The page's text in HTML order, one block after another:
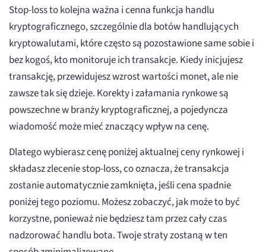
Stop-loss to kolejna ważna i cenna funkcja handlu
kryptograficznego, szczególnie dla botów handlujących
kryptowalutami, które często są pozostawione same sobie i
bez kogoś, kto monitoruje ich transakcje. Kiedy inicjujesz
transakcję, przewidujesz wzrost wartości monet, ale nie
zawsze tak się dzieje. Korekty i załamania rynkowe są
powszechne w branży kryptograficznej, a pojedyncza
wiadomość może mieć znaczący wpływ na cenę.
Dlatego wybierasz cenę poniżej aktualnej ceny rynkowej i
składasz zlecenie stop-loss, co oznacza, że transakcja
zostanie automatycznie zamknięta, jeśli cena spadnie
poniżej tego poziomu. Możesz zobaczyć, jak może to być
korzystne, ponieważ nie będziesz tam przez cały czas
nadzorować handlu bota. Twoje straty zostaną w ten